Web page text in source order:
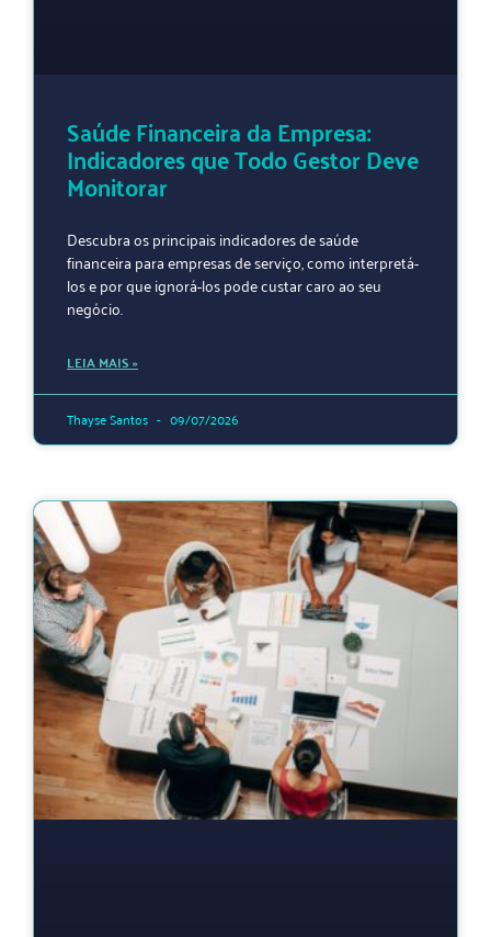
Saúde Financeira da Empresa:
Indicadores que Todo Gestor Deve
Monitorar
Descubra os principais indicadores de saúde
financeira para empresas de serviço, como interpretá-
los e por que ignorá-los pode custar caro ao seu
negócio.
LEIA MAIS »
Thayse Santos 09/07/2026